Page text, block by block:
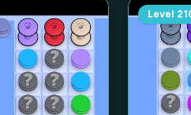
Level